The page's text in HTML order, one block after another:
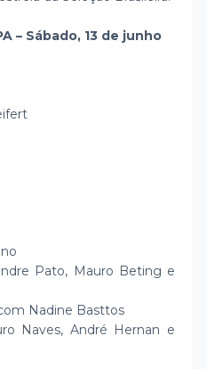
– Sábado, 13 de junho
Pato, Mauro Beting e
Nadine Basttos
Naves, André Hernan e